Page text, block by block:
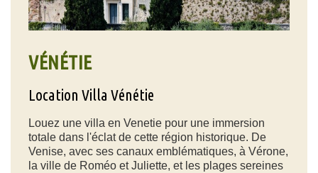
VÉNÉTIE
Location Villa Vénétie
Louez une villa en Venetie pour une immersion
totale dans l'éclat de cette région historique. De
Venise, avec ses canaux emblématiques, à Vérone,
la ville de Roméo et Juliette, et les plages sereines